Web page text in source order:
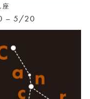
座
– 5/20